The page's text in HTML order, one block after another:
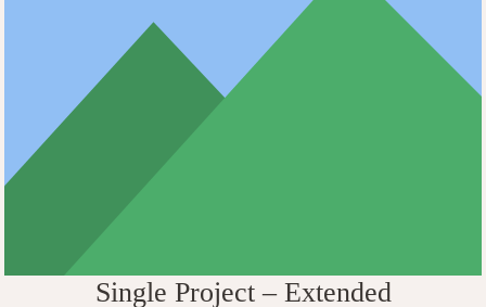
Single Project – Extended